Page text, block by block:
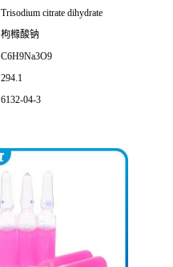
Trisodium citrate dihydrate
枸橼酸钠
C6H9Na3O9
294.1
6132-04-3